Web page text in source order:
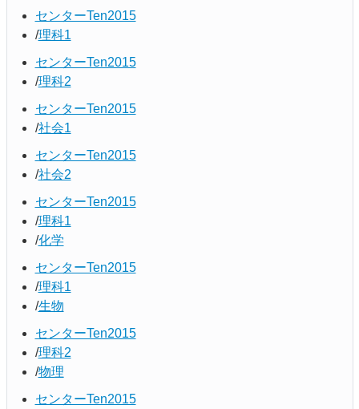
センターTen2015
理科1
センターTen2015
理科2
センターTen2015
社会1
センターTen2015
社会2
センターTen2015
理科1
化学
センターTen2015
理科1
生物
センターTen2015
理科2
物理
センターTen2015